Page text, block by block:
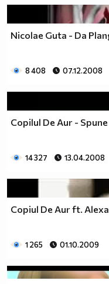
Nicolae Guta - Da
8 408 07.12.2008
Copilul De Aur -
14 327 13.04.2008
Copiul De Aur ft.
1 265 01.10.2009